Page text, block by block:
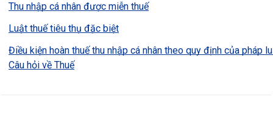
Thu nhập cá nhân được miễn thuế
Luật thuế tiêu thụ đặc biệt
Điều kiện hoàn thuế thu nhập cá nhân theo quy định của pháp
Câu hỏi về Thuế